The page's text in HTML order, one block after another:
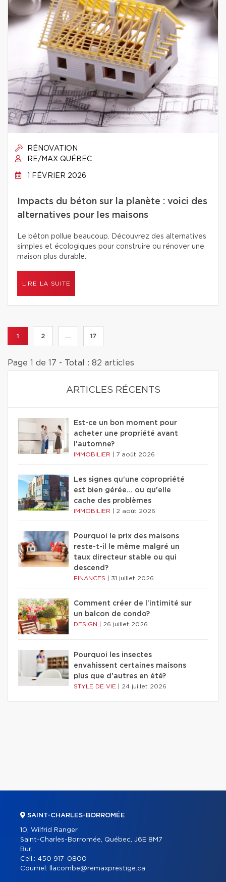
RÉNOVATION
RE/MAX QUÉBEC
1 FÉVRIER 2026
Impacts du béton sur la planète : voici des
alternatives pour les maisons
Le béton pollue beaucoup. Découvrez des alternatives
simples et écologiques pour construire ou rénover une
maison plus durable.
LIRE LA SUITE
1 2 ... 17
Page 1 de 17 - Total : 82 articles
ARTICLES RÉCENTS
Est-ce un bon moment pour
acheter une propriété avant
l'automne?
IMMOBILIER 7 août 2026
Les signes qu'une copropriété
est bien gérée… ou qu'elle
cache des problèmes
IMMOBILIER 2 août 2026
Pourquoi le prix des maisons
reste-t-il le même malgré un
taux directeur stable ou qui
descend?
FINANCES 31 juillet 2026
Comment créer de l'intimité sur
un balcon de condo?
DESIGN 26 juillet 2026
Pourquoi les insectes
envahissent certaines maisons
plus que d'autres en été?
STYLE DE VIE 24 juillet 2026
SAINT-CHARLES-BORROMÉE
10, Wilfrid Ranger
Saint-Charles-Borromée, Québec, J6E 8M7
Bur.:
Cell.: 450 917-0800
Courriel:
llacombe@remaxprestige.ca